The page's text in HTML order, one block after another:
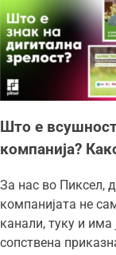
Што е
компанија?
За нас во Пиксел,
компанијата не
канали, туку и
сопствена